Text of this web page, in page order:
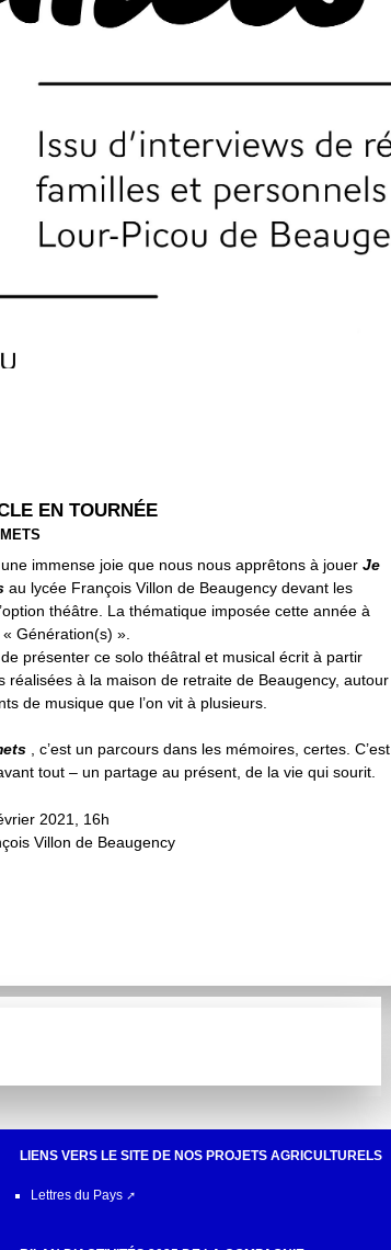
EN TOURNÉE
une immense joie que nous nous apprêtons à jouerJe
au lycée François Villon de Beaugency devant les
théâtre. La thématique imposée cette année à
« Génération(s) ».
de présenter ce solo théâtral et musical écrit à partir
réalisées à la maison de retraite de Beaugency, autour
de musique que l’on vit à plusieurs.
, c’est un parcours dans les mémoires, certes. C’est
tout – un partage au présent, de la vie qui sourit.
2021, 16h
Villon de Beaugency
LIENS VERS LE SITE DE NOS PROJETS AGRICULTURELS
Lettres du Pays